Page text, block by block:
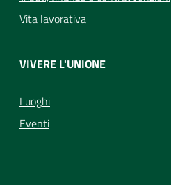
Vita lavorativa
VIVERE L'UNIONE
Luoghi
Eventi